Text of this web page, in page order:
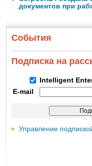
документов при
События
Подписка на
Intelligent
E-mail
Управление